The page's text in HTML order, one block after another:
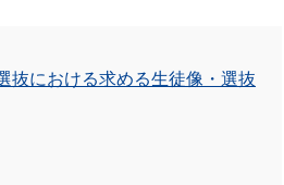
抜における求める生徒像・選抜